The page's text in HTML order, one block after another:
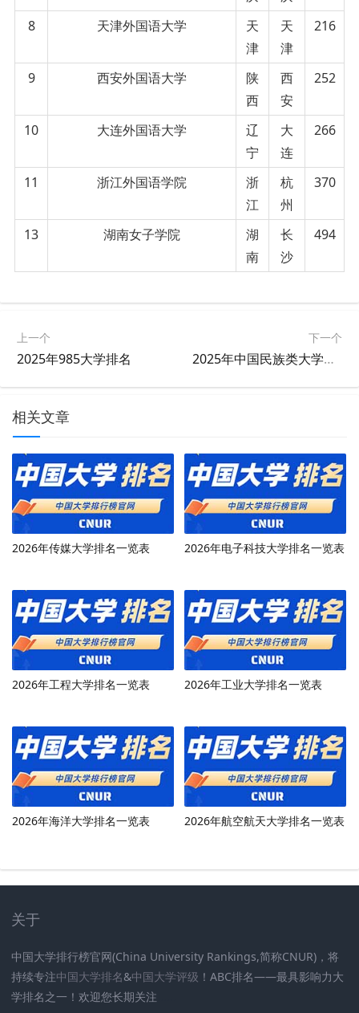
8 天津外国语大学
天
津
天
津
216
9 西安外国语大学
陕
西
西
安
252
10 大连外国语大学
辽
宁
大
连
266
11 浙江外国语学院
浙
江
杭
州
370
13 湖南女子学院
湖
南
长
沙
494
上一个
2025年985大学排名
下一个
2025年中国民族类大学排名
相关文章
2026年传媒大学排名一览表 2026年电子科技大学排名一览表
2026年工程大学排名一览表 2026年工业大学排名一览表
2026年海洋大学排名一览表 2026年航空航天大学排名一览表
关于
中国大学排行榜官网(China University Rankings,简称CNUR)，将
持续专注中国大学排名&中国大学评级 ！ABC排名——最具影响力大
学排名之一！欢迎您长期关注